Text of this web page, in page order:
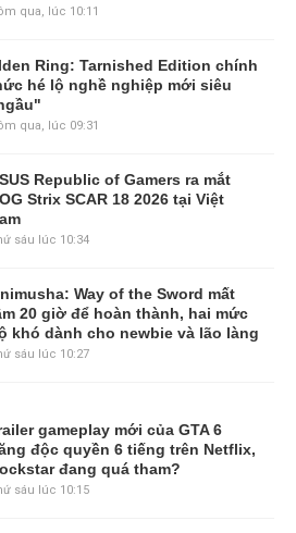
qua, lúc 10:11
Ring: Tarnished Edition chính
hé lộ nghề nghiệp mới siêu
qua, lúc 09:31
Republic of Gamers ra mắt
Strix SCAR 18 2026 tại Việt
sáu lúc 10:34
Way of the Sword mất
20 giờ để hoàn thành, hai mức
khó dành cho newbie và lão làng
sáu lúc 10:27
gameplay mới của GTA 6
độc quyền 6 tiếng trên Netflix,
đang quá tham?
sáu lúc 10:15